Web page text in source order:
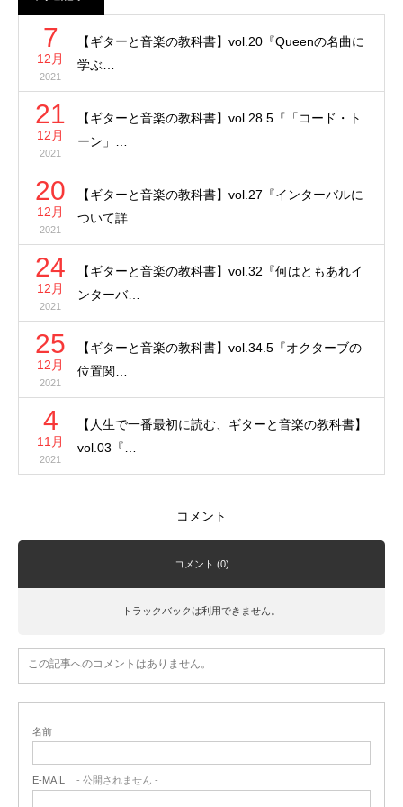
7
12月
2021
【ギターと音楽の教科書】vol.20『Queenの名曲に
学ぶ…
21
12月
2021
【ギターと音楽の教科書】vol.28.5『「コード・ト
ーン」…
20
12月
2021
【ギターと音楽の教科書】vol.27『インターバルに
ついて詳…
24
12月
2021
【ギターと音楽の教科書】vol.32『何はともあれイ
ンターバ…
25
12月
2021
【ギターと音楽の教科書】vol.34.5『オクターブの
位置関…
4
11月
2021
【人生で一番最初に読む、ギターと音楽の教科書】
vol.03『…
コメント
コメント (0)
トラックバックは利用できません。
この記事へのコメントはありません。
名前
E-MAIL - 公開されません -